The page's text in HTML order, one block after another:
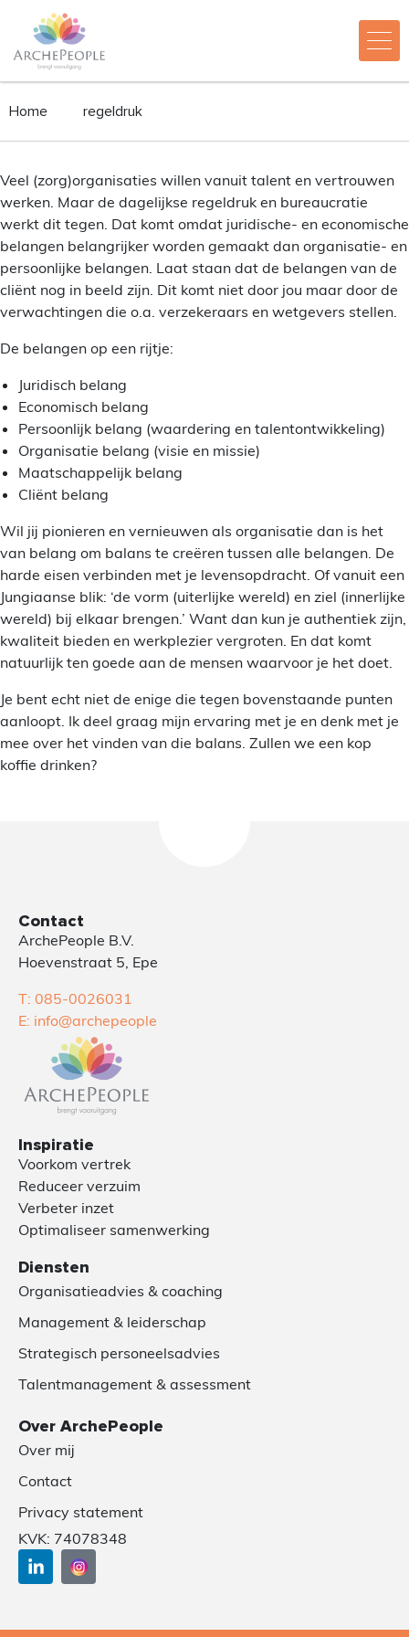
Home regeldruk
Veel (zorg)organisaties willen vanuit talent en vertrouwen
werken. Maar de dagelijkse regeldruk en bureaucratie
werkt dit tegen. Dat komt omdat juridische- en economische
belangen belangrijker worden gemaakt dan organisatie- en
persoonlijke belangen. Laat staan dat de belangen van de
cliënt nog in beeld zijn. Dit komt niet door jou maar door de
verwachtingen die o.a. verzekeraars en wetgevers stellen.
De belangen op een rijtje:
Juridisch belang
Economisch belang
Persoonlijk belang (waardering en talentontwikkeling)
Organisatie belang (visie en missie)
Maatschappelijk belang
Cliënt belang
Wil jij pionieren en vernieuwen als organisatie dan is het
van belang om balans te creëren tussen alle belangen. De
harde eisen verbinden met je levensopdracht. Of vanuit een
Jungiaanse blik: ‘de vorm (uiterlijke wereld) en ziel (innerlijke
wereld) bij elkaar brengen.’ Want dan kun je authentiek zijn,
kwaliteit bieden en werkplezier vergroten. En dat komt
natuurlijk ten goede aan de mensen waarvoor je het doet.
Je bent echt niet de enige die tegen bovenstaande punten
aanloopt. Ik deel graag mijn ervaring met je en denk met je
mee over het vinden van die balans. Zullen we een kop
koffie drinken?
Contact
ArchePeople B.V.
Hoevenstraat 5, Epe
T: 085-0026031
E: info@archepeople
Inspiratie
Voorkom vertrek
Reduceer verzuim
Verbeter inzet
Optimaliseer samenwerking
Diensten
Organisatieadvies & coaching
Management & leiderschap
Strategisch personeelsadvies
Talentmanagement & assessment
Over ArchePeople
Over mij
Contact
Privacy statement
KVK: 74078348